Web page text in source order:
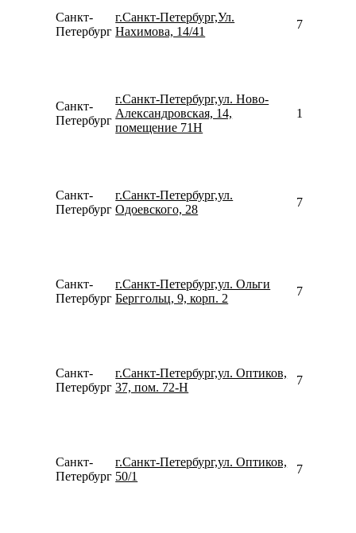
Санкт-
Петербург
г.Санкт-Петербург,Ул.
Нахимова, 14/41
Санкт-
Петербург
г.Санкт-Петербург,ул. Ново-
Александровская, 14,
помещение 71Н
Санкт-
Петербург
г.Санкт-Петербург,ул.
Одоевского, 28
Санкт-
Петербург
г.Санкт-Петербург,ул. Ольги
Берггольц, 9, корп. 2
Санкт-
Петербург
г.Санкт-Петербург,ул. Оптиков,
37, пом. 72-Н
Санкт-
Петербург
г.Санкт-Петербург,ул. Оптиков,
50/1